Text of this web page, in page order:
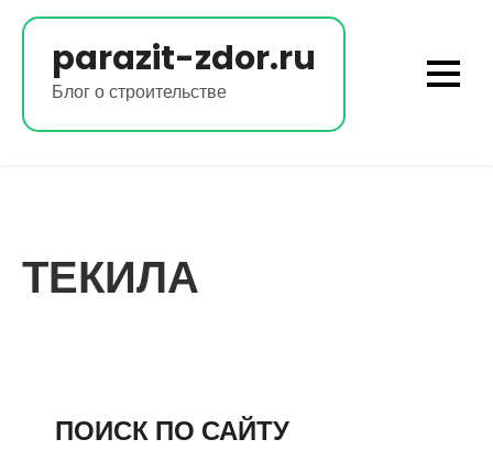
Перейти
содержимомуparazit-zdor.ru
Блог о строительстве
ТЕКИЛА
ПОИСК ПО САЙТУ